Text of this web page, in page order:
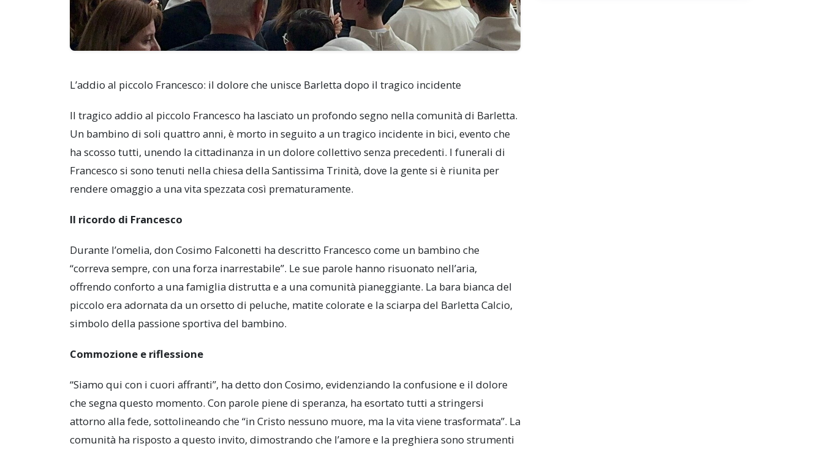
L’addio al piccolo Francesco: il dolore che unisce Barletta dopo il tragico incidente
Il tragico addio al piccolo Francesco ha lasciato un profondo segno nella comunità di Barletta.
Un bambino di soli quattro anni, è morto in seguito a un tragico incidente in bici, evento che
ha scosso tutti, unendo la cittadinanza in un dolore collettivo senza precedenti. I funerali di
Francesco si sono tenuti nella chiesa della Santissima Trinità, dove la gente si è riunita per
rendere omaggio a una vita spezzata così prematuramente.
Il ricordo di Francesco
Durante l’omelia, don Cosimo Falconetti ha descritto Francesco come un bambino che
“correva sempre, con una forza inarrestabile”. Le sue parole hanno risuonato nell’aria,
offrendo conforto a una famiglia distrutta e a una comunità pianeggiante. La bara bianca del
piccolo era adornata da un orsetto di peluche, matite colorate e la sciarpa del Barletta Calcio,
simbolo della passione sportiva del bambino.
Commozione e riflessione
“Siamo qui con i cuori affranti”, ha detto don Cosimo, evidenziando la confusione e il dolore
che segna questo momento. Con parole piene di speranza, ha esortato tutti a stringersi
attorno alla fede, sottolineando che “in Cristo nessuno muore, ma la vita viene trasformata”. La
comunità ha risposto a questo invito, dimostrando che l’amore e la preghiera sono strumenti